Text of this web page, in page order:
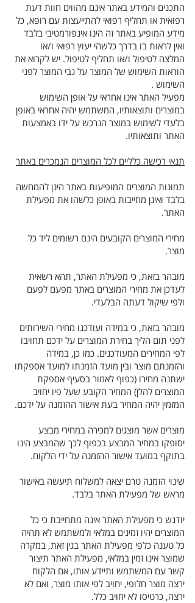
התכנים והמידע באתר אינם מהווים חוות דעת
רפואית או תחליף רפואי להתייעצות עם רופא, כל
מידע המופיע באתר זה הינו אינפורמטיבי בלבד
ואין לראות בו בדרך כלשהי יעוץ רפואי ו/או
המלצה לטיפול ו/או תחליף לטיפול. יש לקרוא את
הוראות השימוש של המוצר על גבי המוצר לפני
השימוש .
מפעיל האתר אינו אחראי על אופן השימוש
במוצרים ותוצאותיו, המשתמש יהיה אחראי באופן
בלעדי לשימוש במוצר הנרכש על ידו באמצעות
האתר ותוצאותיו.
תנאי רכישה כלליים לכל המוצרים הנמכרים באתר
תמונות המוצרים המופיעות באתר הינן להמחשה
בלבד ואינן מחייבות באופן כלשהו את מפעילת
האתר.
מחירי המוצרים הקובעים הינם רשומים ליד כל
מוצר.
מובהר בזאת, כי מפעילת האתר, תהא רשאית
לעדכן את מחירי המוצרים באתר מפעם לפעם
ולפי שיקול דעתה הבלעדי.
מובהר בזאת, כי במידה ועודכנו מחירי השירותים
לפני תום הליך בחירת המוצרים על ידכם תחויבו
לפי המחירים המעודכנים. כמו כן, במידה
והזמנתם מוצר ובין מועד הזמנתו למועד אספקתו
ישתנה מחירו (כפוף לאמור בסעיף אספקת
המוצרים להלן) המחיר הקובע שעל פיו יחויב
המזמין יהיה המחיר בעת אישור ההזמנה על ידכם.
מוצרים אשר מוצגים למכירה במחירי מבצע
יסופקו במחיר המבצע בכפוף לכך שהמבצע הינו
בתוקף במועד אישור ההזמנה על ידי הלקוח.
שינוי הזמנה טרם יצאה למשלוח תיעשה באישור
מראש של מפעילת האתר בלבד.
יודגש כי מפעילת האתר אינה מתחייבת כי כל
המוצרים יהיו זמינים במלאי ולמשתמש לא תהיה
כל טענה כלפי מפעילת האתר בגין זאת, במקרה
שמוצר אינו זמין במלאי, מפעילת האתר תיצור
קשר עם המשתמש ותיידע אותו, אם הלקוח
ירצה מוצר חלופי, יחויב לפי אותו מוצר, ואם לא
ירצה, כרטיסו לא יחויב כלל.